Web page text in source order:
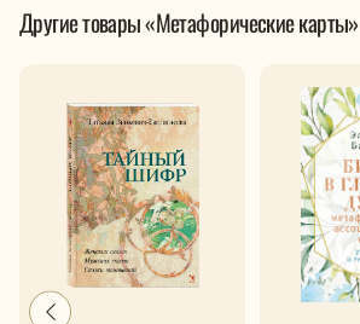
Другие товары «Метафорические карты»